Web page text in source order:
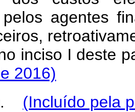
agentes
no inciso I
2016)
(Incluído pela